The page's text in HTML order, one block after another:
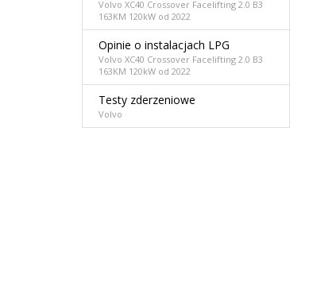
Volvo XC40 Crossover Facelifting 2.0 B3
163KM 120kW od 2022
Opinie o instalacjach LPG
Volvo XC40 Crossover Facelifting 2.0 B3
163KM 120kW od 2022
Testy zderzeniowe
Volvo